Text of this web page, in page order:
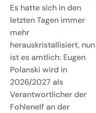
Es hatte sich in den
letzten Tagen immer
mehr
herauskristallisiert, nun
ist es amtlich: Eugen
Polanski wird in
2026/2027 als
Verantwortlicher der
Fohlenelf an der